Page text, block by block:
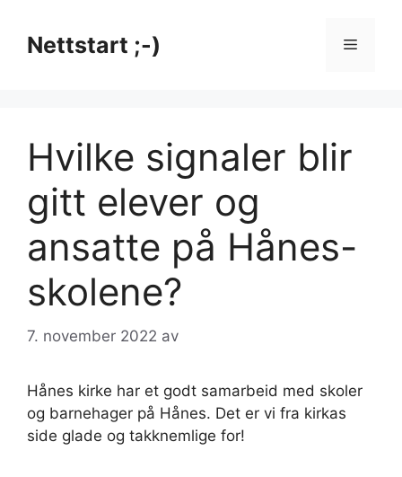
innholdNettstart ;-) Meny
Hvilke signaler blir
gitt elever og
ansatte på Hånes-
skolene?
7. november 2022 av
Hånes kirke har et godt samarbeid med skoler
og barnehager på Hånes. Det er vi fra kirkas
side glade og takknemlige for!